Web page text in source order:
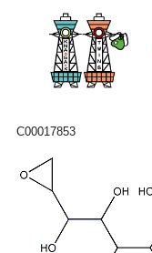
C00017853